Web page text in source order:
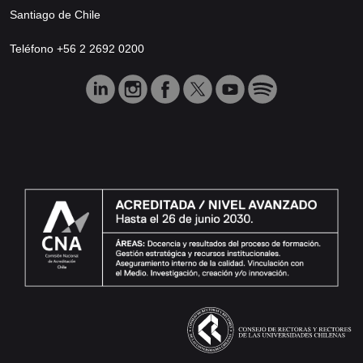
Santiago de Chile
Teléfono +56 2 2692 0200